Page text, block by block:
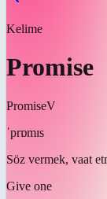
Kelime
Promise
PromiseV
ˈprɒmɪs
Söz vermek, vaat
Give one